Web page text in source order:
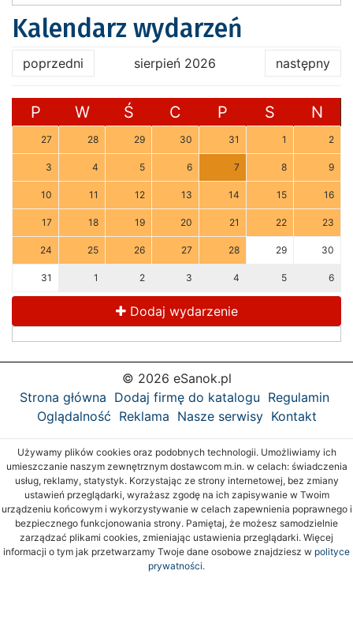
Kalendarz wydarzeń
poprzedni sierpień 2026 następny
P W Ś C P S N
27 28 29 30 31 1 2
3 4 5 6 7 8 9
10 11 12 13 14 15 16
17 18 19 20 21 22 23
24 25 26 27 28 29 30
31 1 2 3 4 5 6
Dodaj wydarzenie
© 2026 eSanok.pl
Strona główna Dodaj firmę do katalogu Regulamin
Oglądalność Reklama Nasze serwisy Kontakt
Używamy plików cookies oraz podobnych technologii. Umożliwiamy ich
umieszczanie naszym zewnętrznym dostawcom m.in. w celach: świadczenia
usług, reklamy, statystyk. Korzystając ze strony internetowej, bez zmiany
ustawień przeglądarki, wyrażasz zgodę na ich zapisywanie w Twoim
urządzeniu końcowym i wykorzystywanie w celach zapewnienia poprawnego i
bezpiecznego funkcjonowania strony. Pamiętaj, że możesz samodzielnie
zarządzać plikami cookies, zmieniając ustawienia przeglądarki. Więcej
informacji o tym jak przetwarzamy Twoje dane osobowe znajdziesz w polityce
prywatności.